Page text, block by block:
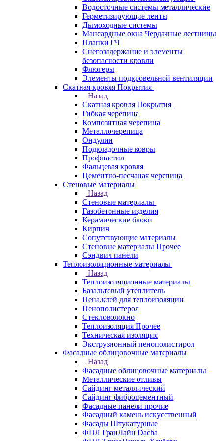
Водосточные системы металлические
Герметизирующие ленты
Дымоходные системы
Мансардные окна Чердачные лестницы
Планки ГЧ
Снегозадержание и элементы
безопасности кровли
Флюгеры
Элементы подкровельной вентиляции
Скатная кровля Покрытия
Назад
Скатная кровля Покрытия
Гибкая черепица
Композитная черепица
Металлочерепица
Ондулин
Подкладочные ковры
Профнастил
Фальцевая кровля
Цементно-песчаная черепица
Стеновые материалы
Назад
Стеновые материалы
Газобетонные изделия
Керамические блоки
Кирпич
Сопутствующие материалы
Стеновые материалы Прочее
Сэндвич панели
Теплоизоляционные материалы
Назад
Теплоизоляционные материалы
Базальтовый утеплитель
Пена,клей для теплоизоляции
Пенополистерол
Стекловолокно
Теплоизоляция Прочее
Техническая изоляция
Экструзионный пенополистирол
Фасадные облицовочные материалы
Назад
Фасадные облицовочные материалы
Металлические отливы
Сайдинг металлический
Сайдинг фиброцементный
Фасадные панели прочие
Фасадный камень искусственный
Фасады Штукатурные
ФПЛ ГранЛайн Dacha